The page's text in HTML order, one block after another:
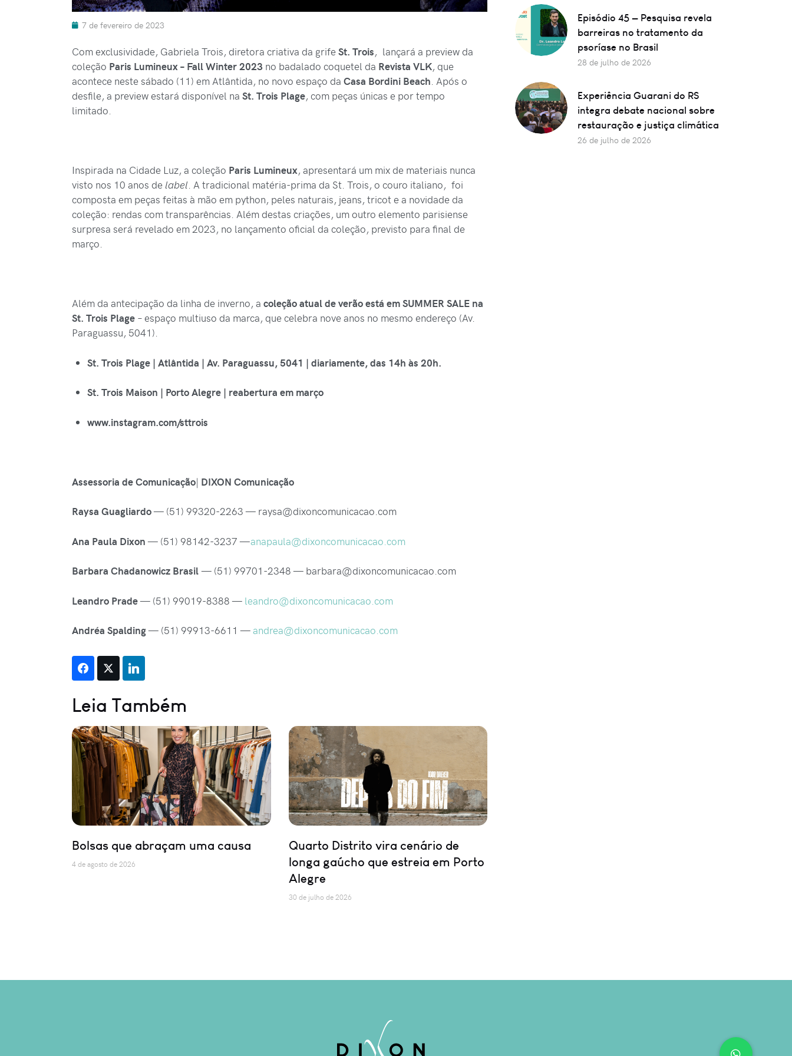
7 de fevereiro de 2023
Com exclusividade, Gabriela Trois, diretora criativa da grife St. Trois, lançará a preview da
coleção Paris Lumineux – Fall Winter 2023 no badalado coquetel da Revista VLK, que
acontece neste sábado (11) em Atlântida, no novo espaço da Casa Bordini Beach. Após o
desfile, a preview estará disponível na St. Trois Plage, com peças únicas e por tempo
limitado.
Inspirada na Cidade Luz, a coleção Paris Lumineux, apresentará um mix de materiais nunca
visto nos 10 anos de label. A tradicional matéria-prima da St. Trois, o couro italiano, foi
composta em peças feitas à mão em python, peles naturais, jeans, tricot e a novidade da
coleção: rendas com transparências. Além destas criações, um outro elemento parisiense
surpresa será revelado em 2023, no lançamento oficial da coleção, previsto para final de
março.
Além da antecipação da linha de inverno, a coleção atual de verão está em SUMMER SALE na
St. Trois Plage – espaço multiuso da marca, que celebra nove anos no mesmo endereço (Av.
Paraguassu, 5041).
St. Trois Plage | Atlântida | Av. Paraguassu, 5041 | diariamente, das 14h às 20h.
St. Trois Maison | Porto Alegre | reabertura em março
www.instagram.com/sttrois
Assessoria de Comunicação| DIXON Comunicação
Raysa Guagliardo— (51) 99320-2263 — raysa@dixoncomunicacao.com
Ana Paula Dixon— (51) 98142-3237 —anapaula@dixoncomunicacao.com
Barbara Chadanowicz Brasil— (51) 99701-2348 — barbara@dixoncomunicacao.com
Leandro Prade— (51) 99019-8388 — leandro@dixoncomunicacao.com
Andréa Spalding— (51) 99913-6611 —andrea@dixoncomunicacao.com
Leia Também
Bolsas que abraçam uma causa
4 de agosto de 2026
Quarto Distrito vira cenário de
longa gaúcho que estreia em Porto
Alegre
30 de julho de 2026
Episódio 45 — Pesquisa revela
barreiras no tratamento da
psoríase no Brasil
28 de julho de 2026
Experiência Guarani do RS
integra debate nacional sobre
restauração e justiça climática
26 de julho de 2026